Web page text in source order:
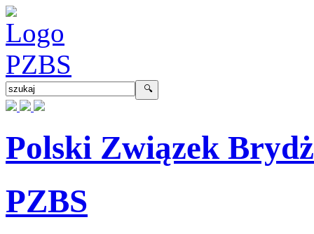
Polski Związek
PZBS